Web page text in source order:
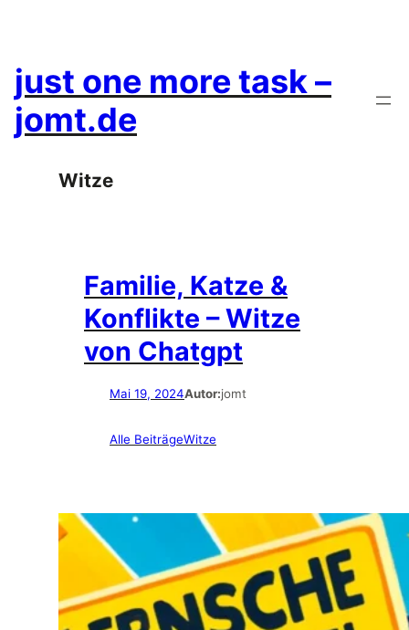
just one more task –
jomt.de
Witze
Familie, Katze &
Konflikte – Witze
von Chatgpt
Mai 19, 2024Autor:jomt
Alle BeiträgeWitze